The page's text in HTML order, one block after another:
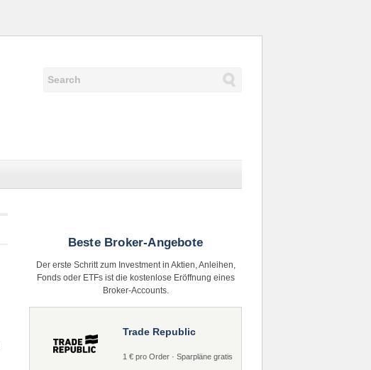
Beste Broker-Angebote
Der erste Schritt zum Investment in Aktien, Anleihen,
Fonds oder ETFs ist die kostenlose Eröffnung eines
Broker-Accounts.
Trade Republic
1 € pro Order · Sparpläne gratis